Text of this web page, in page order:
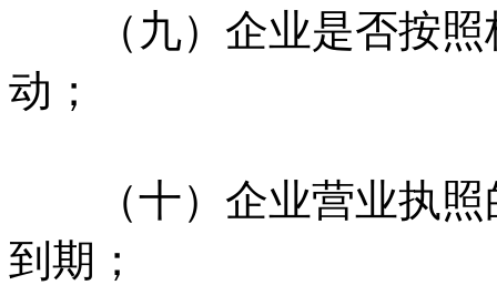
（九）企业是否按照
动；
（十）企业营业执照
到期；